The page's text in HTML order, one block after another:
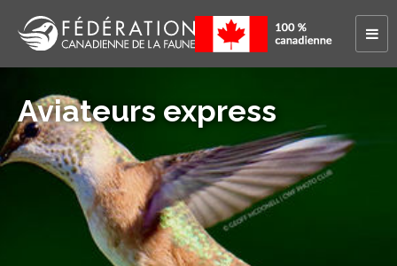
Aviateurs express